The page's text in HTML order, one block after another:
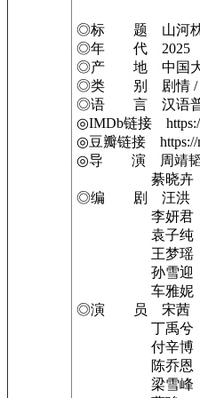
◎标 题 山河
◎年 代 2025
◎产 地 中国
◎类 别 剧情 /
◎语 言 汉语普
◎IMDb链接 https://
◎豆瓣链接 https://
◎导 演 周靖
綦晓卉
◎编 剧 汪洪
李妍君
袁子纯
王梦瑶
孙雪迎
车雅妮
◎演 员 宋茜
丁禹兮
付辛博
陈乔恩
梁雪峰